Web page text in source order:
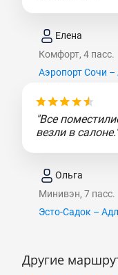
Елена
Комфорт, 4 пасс.
Аэропорт Сочи
"Все
везли в салоне."
Ольга
Минивэн, 7 пасс.
Эсто-Садок –
Другие